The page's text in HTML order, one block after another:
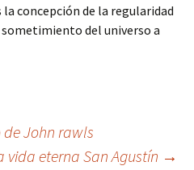
concepción de la regularidad
del universo a
John rawls
vida eterna San Agustín →